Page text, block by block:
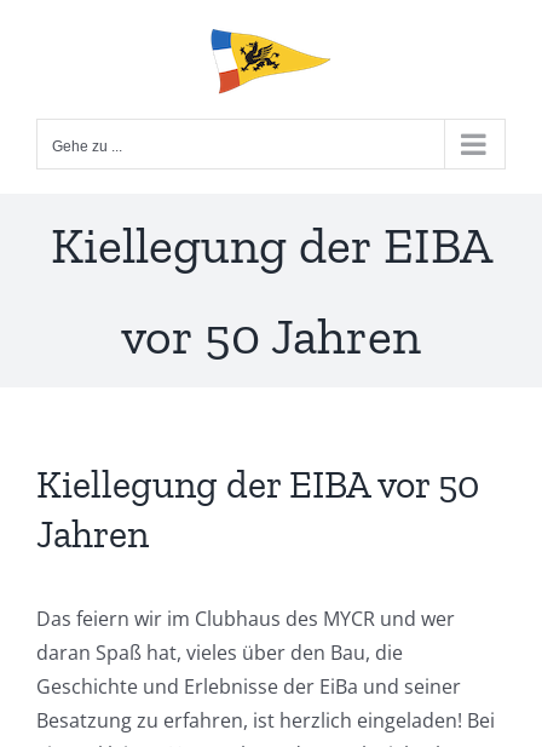
Gehe zu ...
Kiellegung der EIBA
vor 50 Jahren
Kiellegung der EIBA vor 50
Jahren
Das feiern wir im Clubhaus des MYCR und wer
daran Spaß hat, vieles über den Bau, die
Geschichte und Erlebnisse der EiBa und seiner
Besatzung zu erfahren, ist herzlich eingeladen! Bei